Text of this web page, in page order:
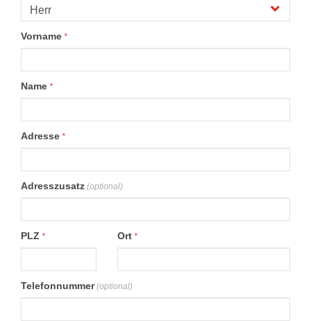
Vorname *
Name *
Adresse *
Adresszusatz (optional)
PLZ * Ort *
Telefonnummer (optional)